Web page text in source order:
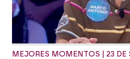
MEJORES MOMENTOS | 23 DE